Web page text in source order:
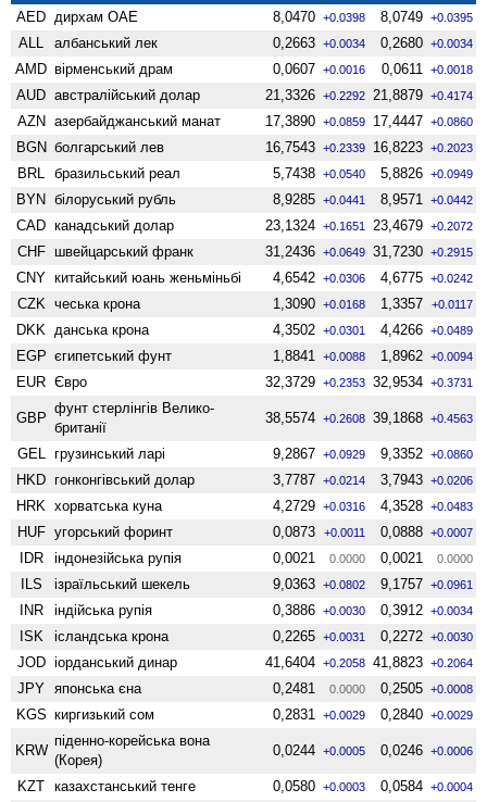
AED дирхам ОАЕ 8,0470 +0.0398 8,0749 +0.0395
ALL албанський лек 0,2663 +0.0034 0,2680 +0.0034
AMD вiрменський драм 0,0607 +0.0016 0,0611 +0.0018
AUD австралійський долар 21,3326 +0.2292 21,8879 +0.4174
AZN азербайджанський манат 17,3890 +0.0859 17,4447 +0.0860
BGN болгарський лев 16,7543 +0.2339 16,8223 +0.2023
BRL бразильський реал 5,7438 +0.0540 5,8826 +0.0949
BYN білоруський рубль 8,9285 +0.0441 8,9571 +0.0442
CAD канадський долар 23,1324 +0.1651 23,4679 +0.2072
CHF швейцарський франк 31,2436 +0.0649 31,7230 +0.2915
CNY китайський юань женьмiньбi 4,6542 +0.0306 4,6775 +0.0242
CZK чеська крона 1,3090 +0.0168 1,3357 +0.0117
DKK данська крона 4,3502 +0.0301 4,4266 +0.0489
EGP єгипетський фунт 1,8841 +0.0088 1,8962 +0.0094
EUR Євро 32,3729 +0.2353 32,9534 +0.3731
GBP
фунт стерлінгів Велико­
британії
38,5574 +0.2608 39,1868 +0.4563
GEL грузинський ларі 9,2867 +0.0929 9,3352 +0.0860
HKD гонконгівський долар 3,7787 +0.0214 3,7943 +0.0206
HRK хорватська куна 4,2729 +0.0316 4,3528 +0.0483
HUF угорський форинт 0,0873 +0.0011 0,0888 +0.0007
IDR індонезійська рупія 0,0021 0.0000 0,0021 0.0000
ILS ізраїльський шекель 9,0363 +0.0802 9,1757 +0.0961
INR індійська рупія 0,3886 +0.0030 0,3912 +0.0034
ISK ісландська крона 0,2265 +0.0031 0,2272 +0.0030
JOD іорданський динар 41,6404 +0.2058 41,8823 +0.2064
JPY японська єна 0,2481 0.0000 0,2505 +0.0008
KGS киргизький сом 0,2831 +0.0029 0,2840 +0.0029
KRW
піденно-корейська вона
(Корея)
0,0244 +0.0005 0,0246 +0.0006
KZT казахстанський тенге 0,0580 +0.0003 0,0584 +0.0004